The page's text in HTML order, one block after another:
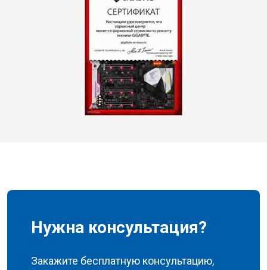
Нужна консультация?
Закажите бесплатную консультацию,